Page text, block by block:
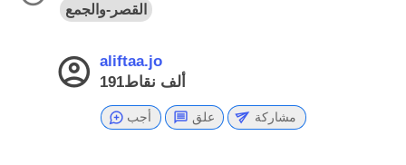
القصر-والجمع
aliftaa.jo
191ألف نقاط
أجب علق مشاركة